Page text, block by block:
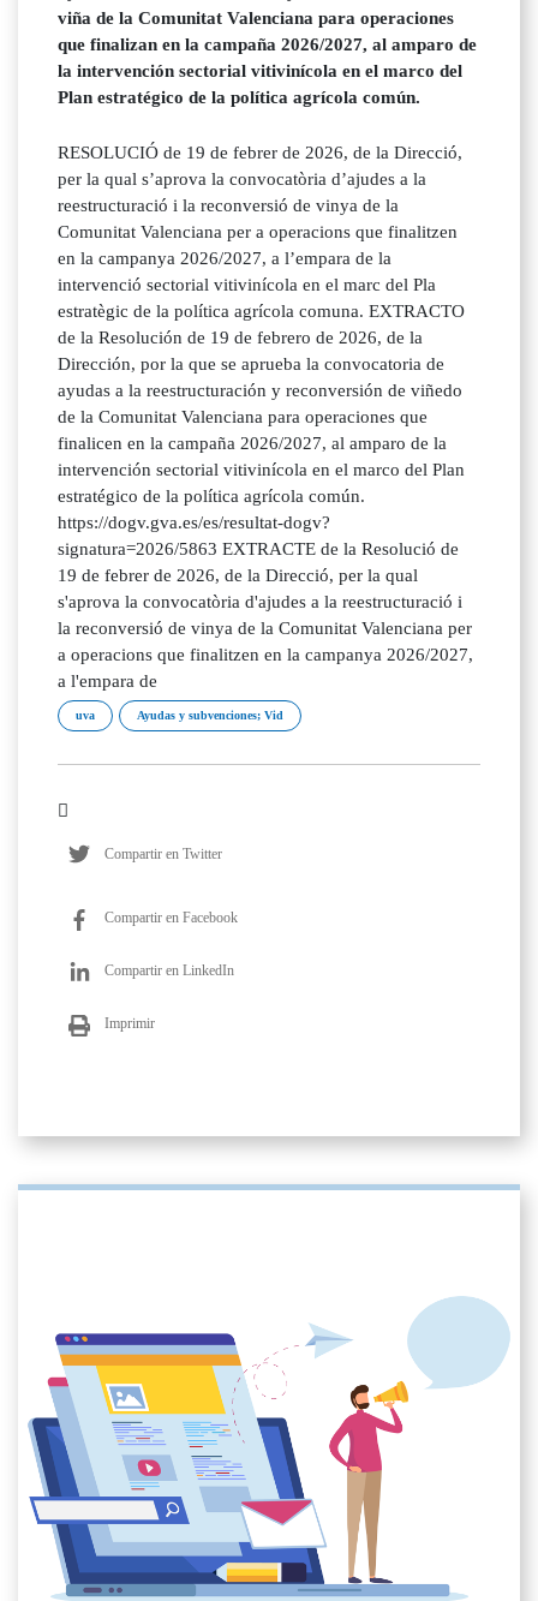
viña de la Comunitat Valenciana para operaciones
que finalizan en la campaña 2026/2027, al amparo de
la intervención sectorial vitivinícola en el marco del
Plan estratégico de la política agrícola común.
RESOLUCIÓ de 19 de febrer de 2026, de la Direcció,
per la qual s’aprova la convocatòria d’ajudes a la
reestructuració i la reconversió de vinya de la
Comunitat Valenciana per a operacions que finalitzen
en la campanya 2026/2027, a l’empara de la
intervenció sectorial vitivinícola en el marc del Pla
estratègic de la política agrícola comuna. EXTRACTO
de la Resolución de 19 de febrero de 2026, de la
Dirección, por la que se aprueba la convocatoria de
ayudas a la reestructuración y reconversión de viñedo
de la Comunitat Valenciana para operaciones que
finalicen en la campaña 2026/2027, al amparo de la
intervención sectorial vitivinícola en el marco del Plan
estratégico de la política agrícola común.
https://dogv.gva.es/es/resultat-dogv?
signatura=2026/5863 EXTRACTE de la Resolució de
19 de febrer de 2026, de la Direcció, per la qual
s'aprova la convocatòria d'ajudes a la reestructuració i
la reconversió de vinya de la Comunitat Valenciana per
a operacions que finalitzen en la campanya 2026/2027,
a l'empara de
uva Ayudas y subvenciones; Vid
Compartir en Twitter
Compartir en Facebook
Compartir en LinkedIn
Imprimir